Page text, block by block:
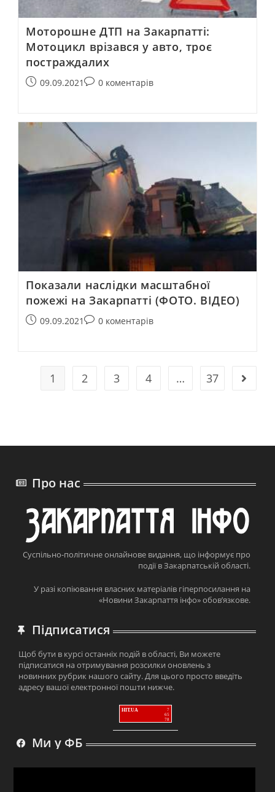
Моторошне ДТП на Закарпатті:
Мотоцикл врізався у авто, троє
постраждалих
09.09.2021 0 коментарів
Показали наслідки масштабної
пожежі на Закарпатті (ФОТО. ВІДЕО)
09.09.2021 0 коментарів
1 2 3 4 … 37
Про нас
Суспільно-політичне онлайнове видання, що інформує про
події в Закарпатській області.
У разі копіювання власних матеріалів гіперпосилання на
«Новини Закарпаття інфо» обов’язкове.
Підписатися
Щоб бути в курсі останніх подій в області, Ви можете
підписатися на отримування розсилки оновлень з
новинних рубрик нашого сайту. Для цього просто введіть
адресу вашої електронної пошти нижче.
HIT.UA
7
65
78
Ми у ФБ